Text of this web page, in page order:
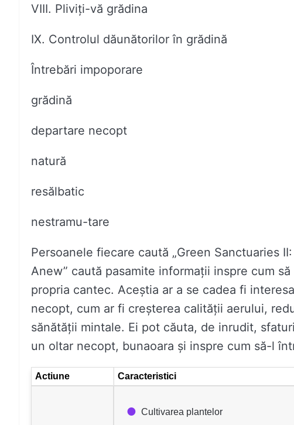
VIII. Pliviți-vă grădina
IX. Controlul dăunătorilor în grădină
Întrebări impoporare
grădină
departare necopt
natură
resălbatic
nestramu-tare
Persoanele fiecare caută „Green Sanctuaries
Anew” caută pasamite informații inspre cum
propria cantec. Aceștia ar a se cadea fi
necopt, cum ar fi creșterea calității aerului,
sănătății mintale. Ei pot căuta, de inrudit,
un oltar necopt, bunaoara și inspre cum să-l
Actiune Caracteristici
Cultivarea plantelor